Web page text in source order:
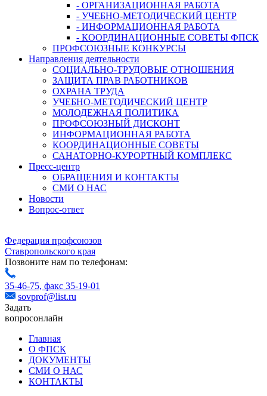
- ОРГАНИЗАЦИОННАЯ РАБОТА
- УЧЕБНО-МЕТОДИЧЕСКИЙ ЦЕНТР
- ИНФОРМАЦИОННАЯ РАБОТА
- КООРДИНАЦИОННЫЕ СОВЕТЫ ФПСК
ПРОФСОЮЗНЫЕ КОНКУРСЫ
Направления деятельности
СОЦИАЛЬНО-ТРУДОВЫЕ ОТНОШЕНИЯ
ЗАЩИТА ПРАВ РАБОТНИКОВ
ОХРАНА ТРУДА
УЧЕБНО-МЕТОДИЧЕСКИЙ ЦЕНТР
МОЛОДЕЖНАЯ ПОЛИТИКА
ПРОФСОЮЗНЫЙ ДИСКОНТ
ИНФОРМАЦИОННАЯ РАБОТА
КООРДИНАЦИОННЫЕ СОВЕТЫ
САНАТОРНО-КУРОРТНЫЙ КОМПЛЕКС
Пресс-центр
ОБРАЩЕНИЯ И КОНТАКТЫ
СМИ О НАС
Новости
Вопрос-ответ
Федерация профсоюзов
Ставропольского края
Позвоните нам по телефонам:
35-46-75, факс 35-19-01
sovprof@list.ru
Задать
вопросонлайн
Главная
О ФПСК
ДОКУМЕНТЫ
СМИ О НАС
КОНТАКТЫ